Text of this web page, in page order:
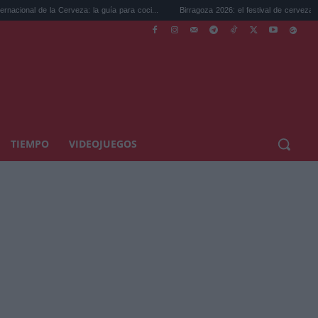
Cerveza: la guía para coci... Birragoza 2026: el festival de cerveza artesana de...
TIEMPO VIDEOJUEGOS